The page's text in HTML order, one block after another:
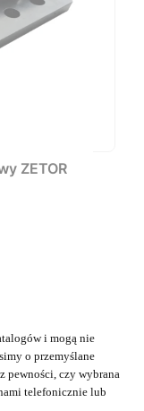
ZETOR
i mogą nie
o przemyślane
pewności, czy wybrana
telefonicznie lub